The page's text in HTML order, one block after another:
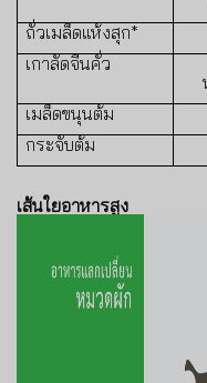
ถั่วเมล็ดแห้งสุก*
เกาลัดจีนคั่ว
เมล็ดขนุนต้ม
กระจับต้ม
เส้นใยอาหารสูง